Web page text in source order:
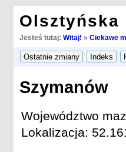
Olsztyńska
Jesteś tutaj: Witaj! » Ciekawe
Szymanów
Województwo
Lokalizacja: